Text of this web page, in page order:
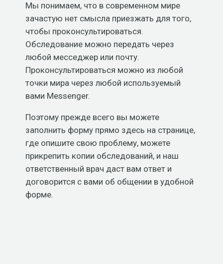
Мы понимаем, что в современном мире
зачастую нет смысла приезжать для того,
чтобы проконсультироваться.
Обследование можно передать через
любой месседжер или почту.
Проконсультироваться можно из любой
точки мира через любой используемый
вами Messenger.
Поэтому прежде всего вы можете
заполнить форму прямо здесь на странице,
где опишите свою проблему, можете
прикрепить копии обследований, и наш
ответственный врач даст вам ответ и
договорится с вами об общении в удобной
форме.